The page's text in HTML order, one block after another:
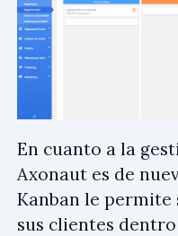
En cuanto a la
Axonaut es de
Kanban le permite
sus clientes dentro